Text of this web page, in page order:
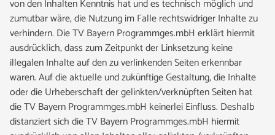
von den Inhalten Kenntnis hat und es technisch möglich und
zumutbar wäre, die Nutzung im Falle rechtswidriger Inhalte zu
verhindern. Die TV Bayern Programmges.mbH erklärt hiermit
ausdrücklich, dass zum Zeitpunkt der Linksetzung keine
illegalen Inhalte auf den zu verlinkenden Seiten erkennbar
waren. Auf die aktuelle und zukünftige Gestaltung, die Inhalte
oder die Urheberschaft der gelinkten/verknüpften Seiten hat
die TV Bayern Programmges.mbH keinerlei Einfluss. Deshalb
distanziert sich die TV Bayern Programmges.mbH hiermit